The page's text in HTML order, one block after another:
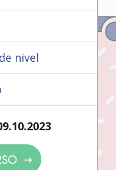
nivel